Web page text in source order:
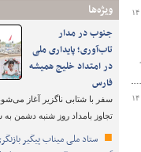
ویژه‌ها
جنوب در مدار
تاب‌آوری؛ پایداری ملی
در امتداد خلیج همیشه
فارس
سفر با شتابی ناگزیر آغاز
تجاوز بامداد روز شنبه دشمن
ستاد ملی میناب پیگیر